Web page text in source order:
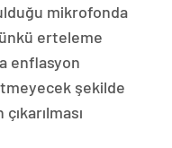
mikrofonda
erteleme
enflasyon
şekilde